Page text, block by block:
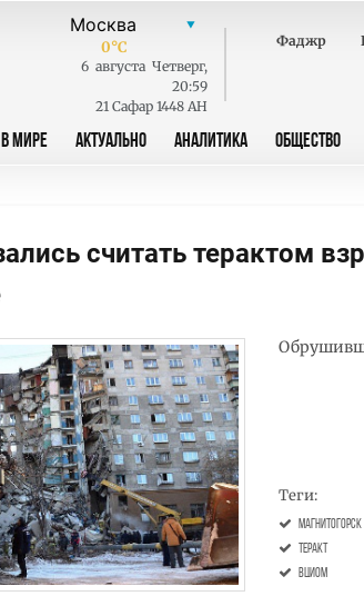
0°C
6 августа Четверг,
20:59
21 Сафар 1448 AH
Фаджр
В МИРЕ АКТУАЛЬНО АНАЛИТИКА ОБЩЕСТВО
считать терактом
Теги:
Магнитогорск
теракт
ВЦИОМ